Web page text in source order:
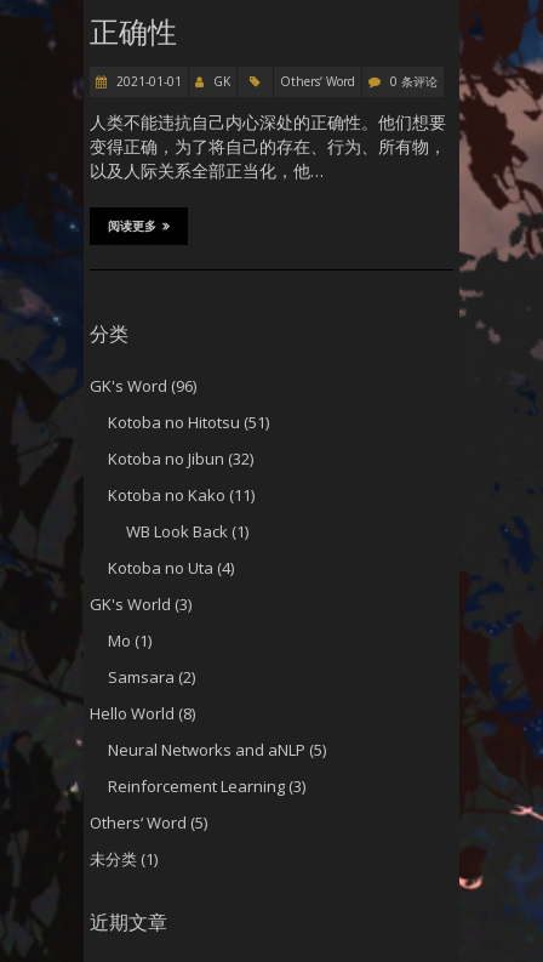
正确性
2021-01-01 GK Others‘ Word 0 条评论
人类不能违抗自己内心深处的正确性。他们想要
变得正确，为了将自己的存在、行为、所有物，
以及人际关系全部正当化，他…
阅读更多
分类
GK's Word (96)
Kotoba no Hitotsu (51)
Kotoba no Jibun (32)
Kotoba no Kako (11)
WB Look Back (1)
Kotoba no Uta (4)
GK's World (3)
Mo (1)
Samsara (2)
Hello World (8)
Neural Networks and aNLP (5)
Reinforcement Learning (3)
Others‘ Word (5)
未分类 (1)
近期文章